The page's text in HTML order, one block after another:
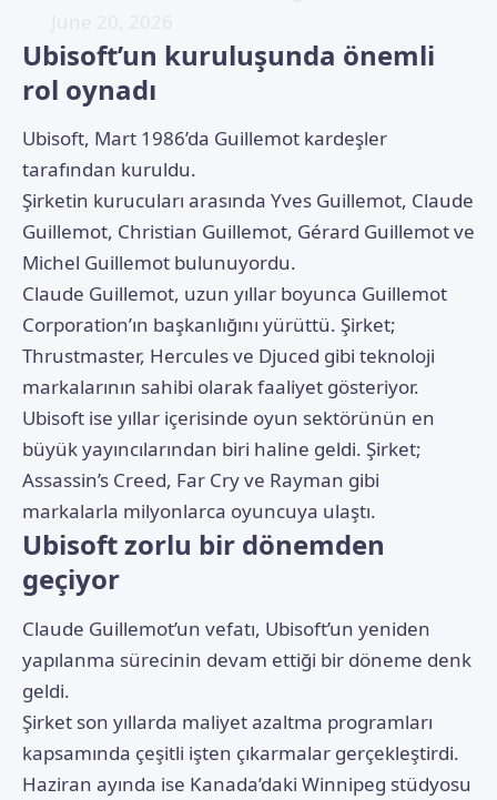
Ubisoft’un kuruluşunda önemli
rol oynadı
Ubisoft, Mart 1986’da Guillemot kardeşler
tarafından kuruldu.
Şirketin kurucuları arasında Yves Guillemot, Claude
Guillemot, Christian Guillemot, Gérard Guillemot ve
Michel Guillemot bulunuyordu.
Claude Guillemot, uzun yıllar boyunca Guillemot
Corporation’ın başkanlığını yürüttü. Şirket;
Thrustmaster, Hercules ve Djuced gibi teknoloji
markalarının sahibi olarak faaliyet gösteriyor.
Ubisoft ise yıllar içerisinde oyun sektörünün en
büyük yayıncılarından biri haline geldi. Şirket;
Assassin’s Creed, Far Cry ve Rayman gibi
markalarla milyonlarca oyuncuya ulaştı.
Ubisoft zorlu bir dönemden
geçiyor
Claude Guillemot’un vefatı, Ubisoft’un yeniden
yapılanma sürecinin devam ettiği bir döneme denk
geldi.
Şirket son yıllarda maliyet azaltma programları
kapsamında çeşitli işten çıkarmalar gerçekleştirdi.
Haziran ayında ise Kanada’daki Winnipeg stüdyosu